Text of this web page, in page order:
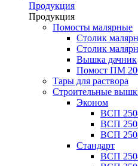
Продукция
Продукция
Помосты малярные
Столик
Столик
Вышка дачник
Помост ПМ
Тары для раствора
Строительные
Эконом
ВСП
ВСП
ВСП
Стандарт
ВСП